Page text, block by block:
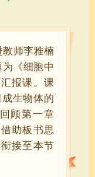
师李雅楠
《细胞中
报课。课
生物体的
顾第一章
助板书思
接至本节